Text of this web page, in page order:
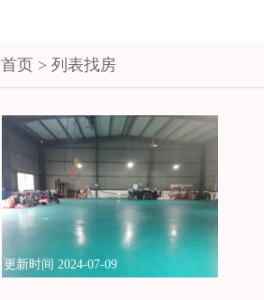
首页 > 列表找房
更新时间 2024-07-09